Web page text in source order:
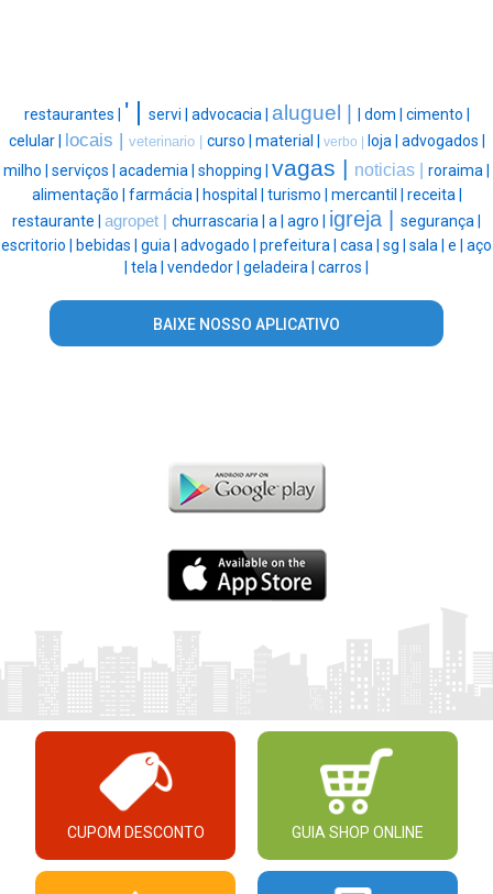
restaurantes | ' | servi | advocacia | aluguel | | dom | cimento |
celular | locais | veterinario | curso | material | verbo | loja | advogados |
milho | serviços | academia | shopping | vagas | noticias | roraima |
alimentação | farmácia | hospital | turismo | mercantil | receita |
restaurante | agropet | churrascaria | a | agro | igreja | segurança |
escritorio | bebidas | guia | advogado | prefeitura | casa | sg | sala | e | aço
| tela | vendedor | geladeira | carros |
BAIXE NOSSO APLICATIVO
CUPOM DESCONTO GUIA SHOP ONLINE